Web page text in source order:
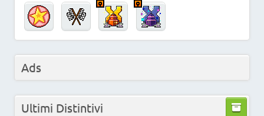
Ads
Ultimi Distintivi